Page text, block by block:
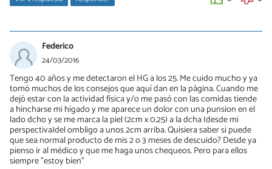
18/04/2016
Hola, sí, el hígado graso es una condición reversible si se lleva una
dieta adecuada y los cuidados oportunos que indicamos en este
artículo. Saludos.
0
Federico
24/03/2016
Tengo 40 años y me detectaron el HG a los 25. Me cuido mucho y ya
tomó muchos de los consejos que aquí dan en la página. Cuando me
dejó estar con la actividad física y/o me pasó con las comidas tiende
a hincharse mi hígado y me aparece un dolor con una punsion en el
lado dcho y se me marca la piel (2cm x 0.25) a la dcha (desde mi
perspectiva)del ombligo a unos 2cm arriba. Quisiera saber si puede
que sea normal producto de mis 2 o 3 meses de descuido? Desde ya
pienso ir al médico y que me haga unos chequeos. Pero para ellos
siempre "estoy bien"